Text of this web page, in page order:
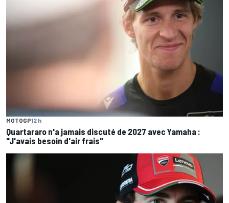
MOTOGP12 h
Quartararo n'a jamais discuté de 2027 avec Yamaha :
"J'avais besoin d'air frais"